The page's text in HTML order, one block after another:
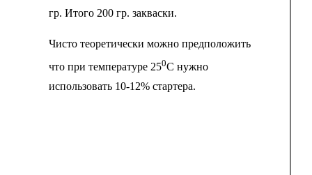
гр. Итого 200 гр. закваски.
Чисто теоретически можно предположить
что при температуре 250С нужно
использовать 10-12% стартера.